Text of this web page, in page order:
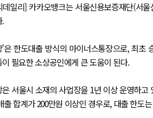
데일리] 카카오뱅크는 서울신용보증재단(서
.
은 한도대출 방식의 마이너스통장으로, 최초
필요한 소상공인에게 큰 도움이 된다.
서울시 소재의 사업장을 1년 이상 운영하
출 합계가 200만원 이상인 경우로, 대출 한도